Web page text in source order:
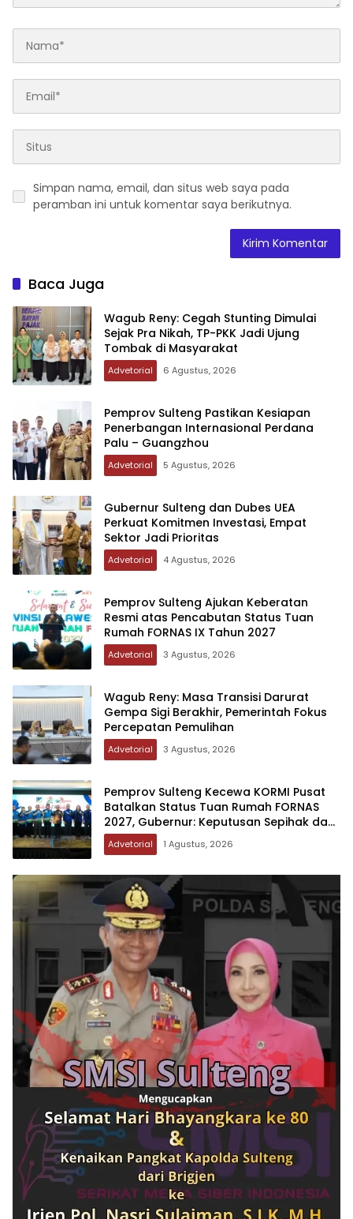
Simpan nama, email, dan situs web saya pada
peramban ini untuk komentar saya berikutnya.
Baca Juga
Wagub Reny: Cegah Stunting Dimulai
Sejak Pra Nikah, TP-PKK Jadi Ujung
Tombak di Masyarakat
Advetorial 6 Agustus, 2026
Pemprov Sulteng Pastikan Kesiapan
Penerbangan Internasional Perdana
Palu – Guangzhou
Advetorial 5 Agustus, 2026
Gubernur Sulteng dan Dubes UEA
Perkuat Komitmen Investasi, Empat
Sektor Jadi Prioritas
Advetorial 4 Agustus, 2026
Pemprov Sulteng Ajukan Keberatan
Resmi atas Pencabutan Status Tuan
Rumah FORNAS IX Tahun 2027
Advetorial 3 Agustus, 2026
Wagub Reny: Masa Transisi Darurat
Gempa Sigi Berakhir, Pemerintah Fokus
Percepatan Pemulihan
Advetorial 3 Agustus, 2026
Pemprov Sulteng Kecewa KORMI Pusat
Batalkan Status Tuan Rumah FORNAS
2027, Gubernur: Keputusan Sepihak dan
Tanpa Koordinasi
Advetorial 1 Agustus, 2026